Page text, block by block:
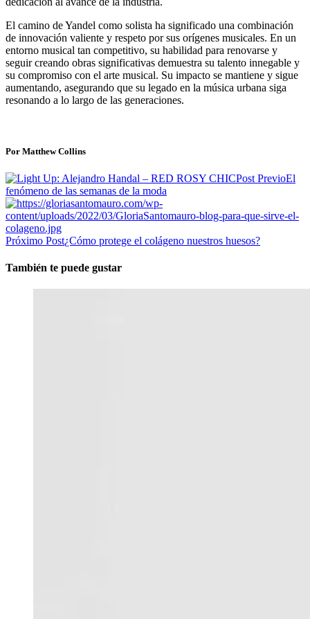
El camino de Yandel como solista ha significado una combinación
de innovación valiente y respeto por sus orígenes musicales. En un
entorno musical tan competitivo, su habilidad para renovarse y
seguir creando obras significativas demuestra su talento innegable y
su compromiso con el arte musical. Su impacto se mantiene y sigue
aumentando, asegurando que su legado en la música urbana siga
resonando a lo largo de las generaciones.
Por Matthew Collins
Post PrevioEl
fenómeno de las semanas de la moda
Próximo Post¿Cómo protege el colágeno nuestros huesos?
También te puede gustar